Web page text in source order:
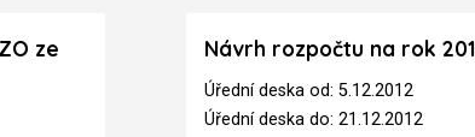
ze
Návrh rozpočtu na rok
Úřední deska od: 5.12.2012
Úřední deska do: 21.12.2012